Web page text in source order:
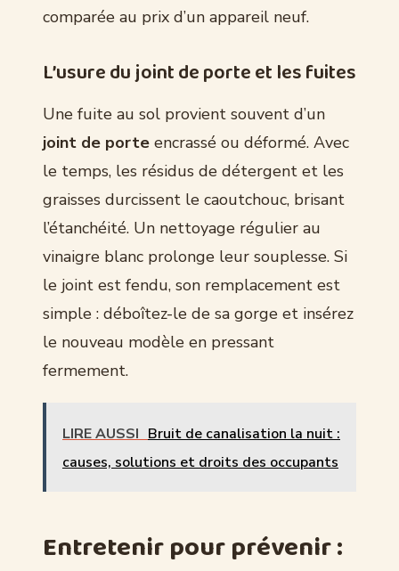
comparée au prix d’un appareil neuf.
L’usure du joint de porte et les fuites
Une fuite au sol provient souvent d’un
joint de porte encrassé ou déformé. Avec
le temps, les résidus de détergent et les
graisses durcissent le caoutchouc, brisant
l’étanchéité. Un nettoyage régulier au
vinaigre blanc prolonge leur souplesse. Si
le joint est fendu, son remplacement est
simple : déboîtez-le de sa gorge et insérez
le nouveau modèle en pressant
fermement.
LIRE AUSSI Bruit de canalisation la nuit :
causes, solutions et droits des occupants
Entretenir pour prévenir :